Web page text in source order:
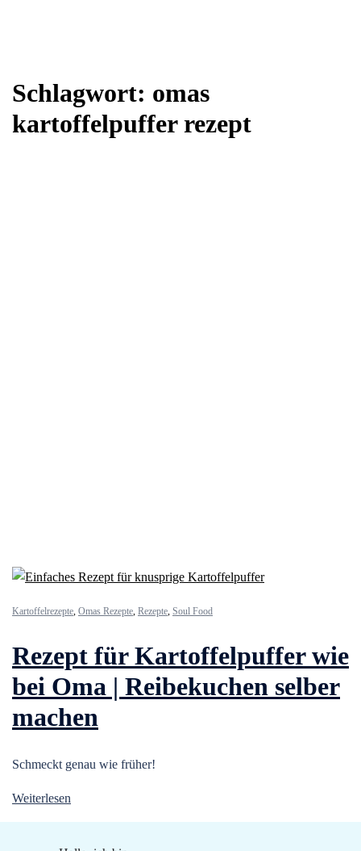
Schlagwort: omas
kartoffelpuffer rezept
Kartoffelrezepte, Omas Rezepte, Rezepte, Soul Food
Rezept für Kartoffelpuffer wie
bei Oma | Reibekuchen selber
machen
Schmeckt genau wie früher!
Weiterlesen